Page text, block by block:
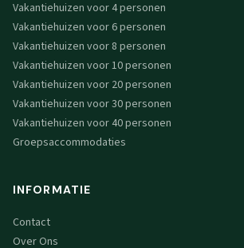
Vakantiehuizen voor 4 personen
Vakantiehuizen voor 6 personen
Vakantiehuizen voor 8 personen
Vakantiehuizen voor 10 personen
Vakantiehuizen voor 20 personen
Vakantiehuizen voor 30 personen
Vakantiehuizen voor 40 personen
Groepsaccommodaties
INFORMATIE
Contact
Over Ons